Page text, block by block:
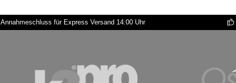
Annahmeschluss für Express Versand 14:00 Uhr